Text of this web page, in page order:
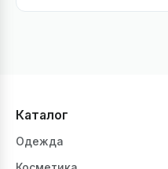
Каталог
Одежда